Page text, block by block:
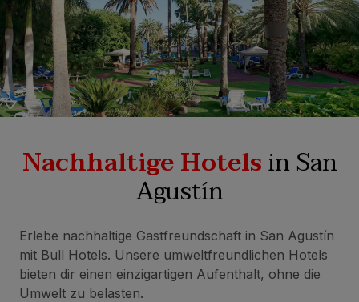
Nachhaltige Hotelsin San
Agustín
Erlebe nachhaltige Gastfreundschaft in San Agustín
mit Bull Hotels. Unsere umweltfreundlichen Hotels
bieten dir einen einzigartigen Aufenthalt, ohne die
Umwelt zu belasten.